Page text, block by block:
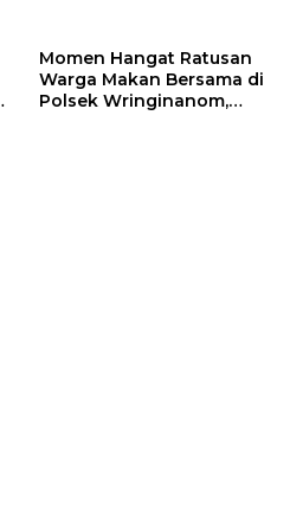
Momen Hangat Ratusan
Warga Makan Bersama di
Polsek Wringinanom,